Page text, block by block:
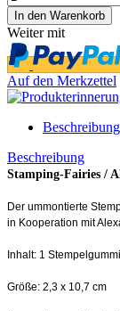
Weiter mit
Auf den Merkzettel
Beschreibung
Beschreibung
Stamping-Fairies /
Der ummontierte
in Kooperation mit
Inhalt: 1 Stempelgummi
Größe: 2,3 x 10,7 cm